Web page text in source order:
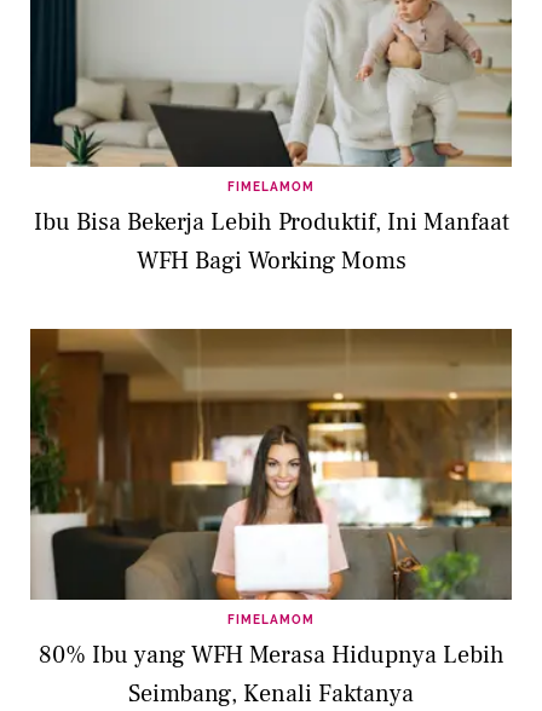
FIMELAMOM
Ibu Bisa Bekerja Lebih Produktif, Ini Manfaat
WFH Bagi Working Moms
FIMELAMOM
80% Ibu yang WFH Merasa Hidupnya Lebih
Seimbang, Kenali Faktanya